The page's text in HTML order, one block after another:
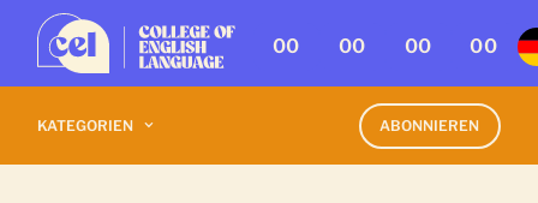
00 00 00 00
KATEGORIEN ABONNIEREN